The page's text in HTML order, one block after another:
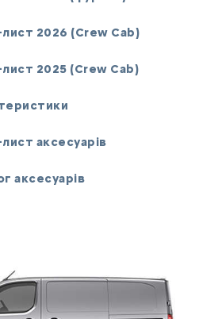
2026 (Crew Cab)
2025 (Crew Cab)
аксесуарів
аксесуарів